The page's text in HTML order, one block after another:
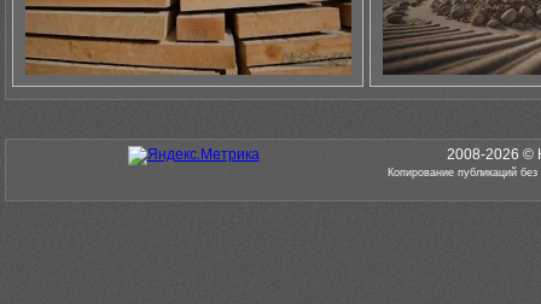
2008-2026 ©
Копирование публикаций